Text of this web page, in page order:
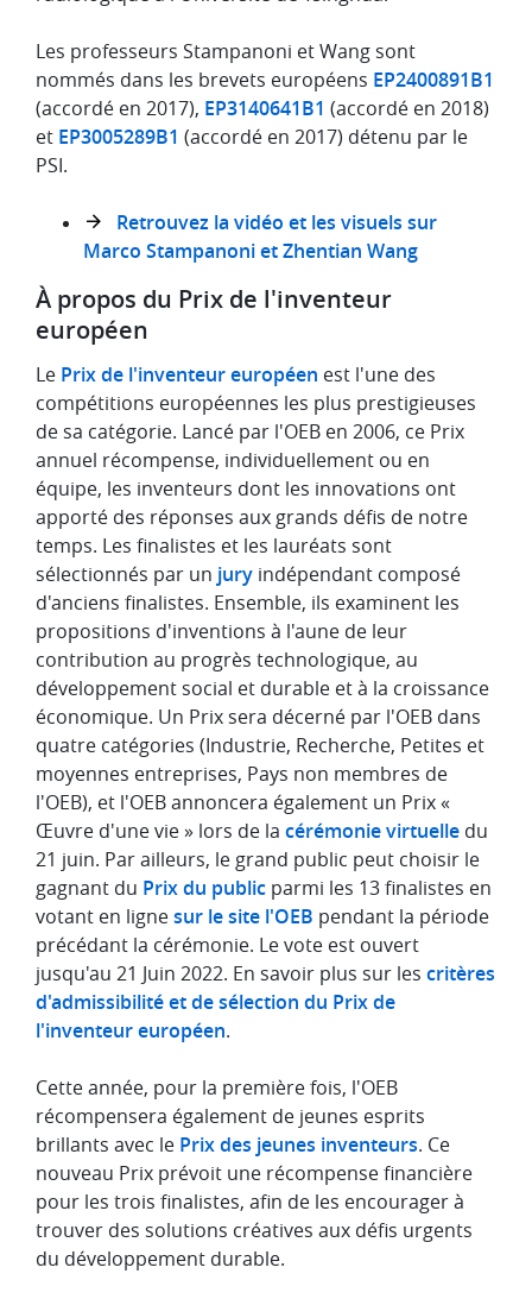
Les professeurs Stampanoni et Wang sont
nommés dans les brevets européens EP2400891B1
(accordé en 2017), EP3140641B1 (accordé en 2018)
et EP3005289B1 (accordé en 2017) détenu par le
PSI.
Retrouvez la vidéo et les visuels sur
Marco Stampanoni et Zhentian Wang
À propos du Prix de l'inventeur
européen
Le Prix de l'inventeur européen est l'une des
compétitions européennes les plus prestigieuses
de sa catégorie. Lancé par l'OEB en 2006, ce Prix
annuel récompense, individuellement ou en
équipe, les inventeurs dont les innovations ont
apporté des réponses aux grands défis de notre
temps. Les finalistes et les lauréats sont
sélectionnés par un jury indépendant composé
d'anciens finalistes. Ensemble, ils examinent les
propositions d'inventions à l'aune de leur
contribution au progrès technologique, au
développement social et durable et à la croissance
économique. Un Prix sera décerné par l'OEB dans
quatre catégories (Industrie, Recherche, Petites et
moyennes entreprises, Pays non membres de
l'OEB), et l'OEB annoncera également un Prix «
Œuvre d'une vie » lors de la cérémonie virtuelle du
21 juin. Par ailleurs, le grand public peut choisir le
gagnant du Prix du public parmi les 13 finalistes en
votant en lignesur le site l'OEB pendant la période
précédant la cérémonie. Le vote est ouvert
jusqu'au 21 Juin 2022. En savoir plus sur les critères
d'admissibilité et de sélection du Prix de
l'inventeur européen.
Cette année, pour la première fois, l'OEB
récompensera également de jeunes esprits
brillants avec le Prix des jeunes inventeurs. Ce
nouveau Prix prévoit une récompense financière
pour les trois finalistes, afin de les encourager à
trouver des solutions créatives aux défis urgents
du développement durable.